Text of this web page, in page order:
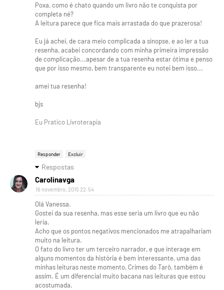
Poxa, como é chato quando um livro não te conquista por
completa né?
A leitura parece que fica mais arrastada do que prazerosa!
Eu já achei, de cara meio complicada a sinopse, e ao ler a tua
resenha, acabei concordando com minha primeira impressão
de complicação...apesar de a tua resenha estar ótima e penso
que por isso mesmo, bem transparente eu notei bem isso...
amei tua resenha!
bjs
Eu Pratico Livroterapia
Responder Excluir
Respostas
Carolinavga
16 novembro, 2015 22:54
Olá Vanessa.
Gostei da sua resenha, mas esse seria um livro que eu não
leria.
Acho que os pontos negativos mencionados me atrapalhariam
muito na leitura.
O fato do livro ter um terceiro narrador, e que interage em
alguns momentos da história é bem interessante, uma das
minhas leituras neste momento, Crimes do Tarô, também é
assim. É um diferencial muito bacana nas leituras que estou
acostumada.